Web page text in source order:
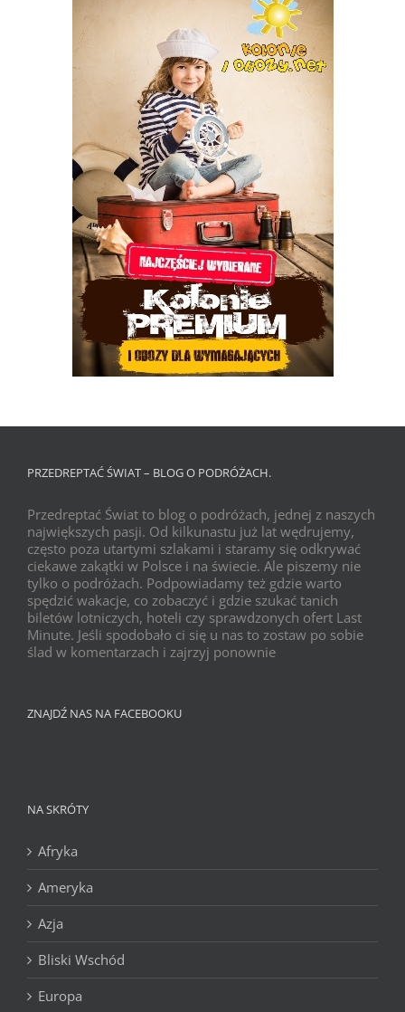
PRZEDREPTAĆ ŚWIAT – BLOG O PODRÓŻACH.
Przedreptać Świat to blog o podróżach, jednej z naszych
największych pasji. Od kilkunastu już lat wędrujemy,
często poza utartymi szlakami i staramy się odkrywać
ciekawe zakątki w Polsce i na świecie. Ale piszemy nie
tylko o podróżach. Podpowiadamy też gdzie warto
spędzić wakacje, co zobaczyć i gdzie szukać tanich
biletów lotniczych, hoteli czy sprawdzonych ofert Last
Minute. Jeśli spodobało ci się u nas to zostaw po sobie
ślad w komentarzach i zajrzyj ponownie
ZNAJDŹ NAS NA FACEBOOKU
NA SKRÓTY
Afryka
Ameryka
Azja
Bliski Wschód
Europa